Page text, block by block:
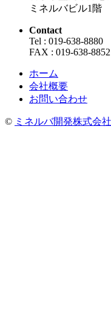
ミネルバビル1階
Contact
Tel : 019-638-8880
FAX : 019-638-8852
ホーム
会社概要
お問い合わせ
© ミネルバ開発株式会社